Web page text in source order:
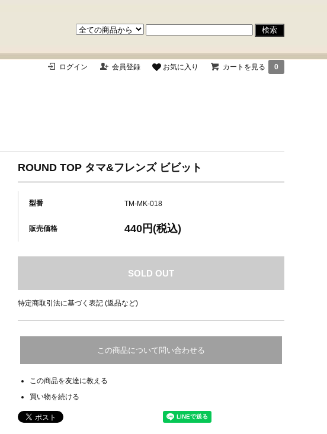
ログイン 会員登録 お気に入り カートを見る 0
ROUND TOP タマ&フレンズ ビビット
型番 TM-MK-018
販売価格 440円(税込)
SOLD OUT
特定商取引法に基づく表記 (返品など)
この商品について問い合わせる
この商品を友達に教える
買い物を続ける